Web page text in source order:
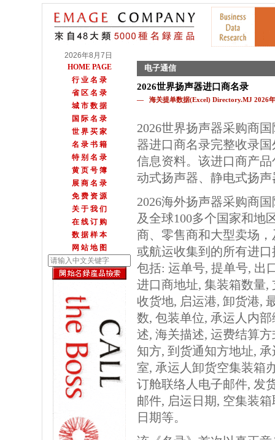
2026年8月7日
HOME PAGE
行 业 名 录
省 区 名 录
城 市 数 据
国 际 名 录
世 界 买 家
名 录 书 籍
特 别 名 录
黄 页 号 簿
展 商 名 录
免 费 资 源
关 于 我 们
在 线 订 购
数 据 样 本
网 站 地 图
电子通信
2026世界扬声器进口商名录
— 海关提单数据(Excel) Directory.MJ 2026
2026世界扬声器采购商
器进口商名录完整收录
信息资料。该进口商产
动式扬声器、静电式扬
2026海外扬声器采购商
及全球100多个国家和地
商、零售商和大型卖场
或航运收集到的所有进
包括: 运单号, 提单号, 出
进口商地址, 集装箱数量,
收货地, 启运港, 卸货港,
数, 包装单位, 承运人内
述, 海关描述, 运费结算
知方, 到货通知方地址,
室, 承运人卸货空集装箱
订舱联络人电子邮件, 发
邮件, 启运日期, 空集装
日期等。